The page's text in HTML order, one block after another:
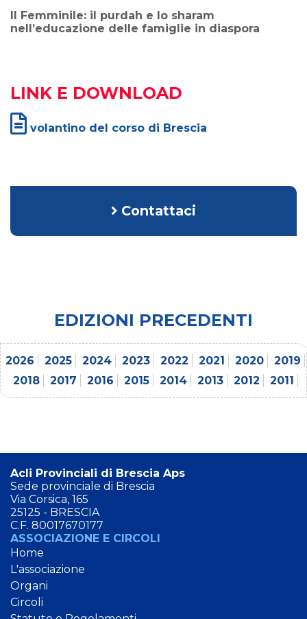
Il Femminile: il purdah e lo sharam
nell’educazione delle famiglie in diaspora
LINK E DOWNLOAD
volantino del corso di Brescia
Contattaci
EDIZIONI PRECEDENTI
2026 2025 2024 2023 2022 2021 2020
2019
2018
2017 2016 2015 2014 2013 2012 2011
Acli Provinciali di Brescia Aps
Sede provinciale di Brescia
Via Corsica, 165
25125 - BRESCIA
C.F. 80017670177
ASSOCIAZIONE E CIRCOLI
Home
L'associazione
Organi
Circoli